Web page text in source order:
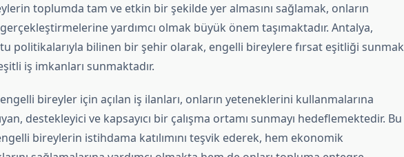
toplumda tam ve etkin bir şekilde yer almasını sağlamak, onların
yardımcı olmak büyük önem taşımaktadır. Antalya,
politikalarıyla bilinen bir şehir olarak, engelli bireylere fırsat eşitliği sunmak
iş imkanları sunmaktadır.
bireyler için açılan iş ilanları, onların yeteneklerini kullanmalarına
destekleyici ve kapsayıcı bir çalışma ortamı sunmayı hedeflemektedir. Bu
bireylerin istihdama katılımını teşvik ederek, hem ekonomik